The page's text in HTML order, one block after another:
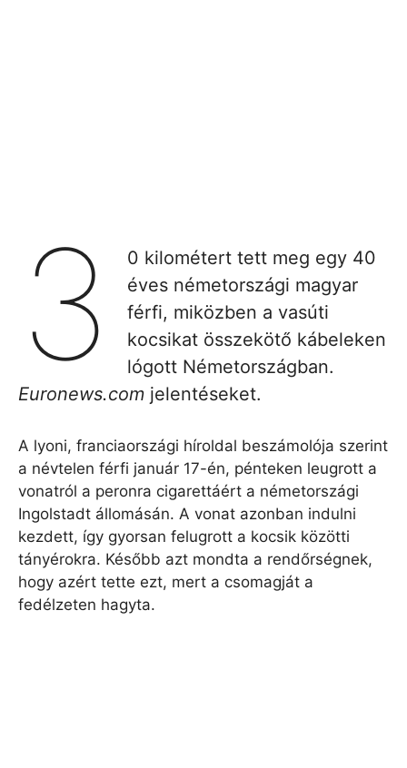
3
0 kilométert tett meg egy 40
éves németországi magyar
férfi, miközben a vasúti
kocsikat összekötő kábeleken
lógott Németországban.
Euronews.com jelentéseket.
A lyoni, franciaországi híroldal beszámolója szerint
a névtelen férfi január 17-én, pénteken leugrott a
vonatról a peronra cigarettáért a németországi
Ingolstadt állomásán. A vonat azonban indulni
kezdett, így gyorsan felugrott a kocsik közötti
tányérokra. Később azt mondta a rendőrségnek,
hogy azért tette ezt, mert a csomagját a
fedélzeten hagyta.